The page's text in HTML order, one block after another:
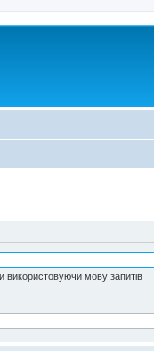
використовуючи мову запитів